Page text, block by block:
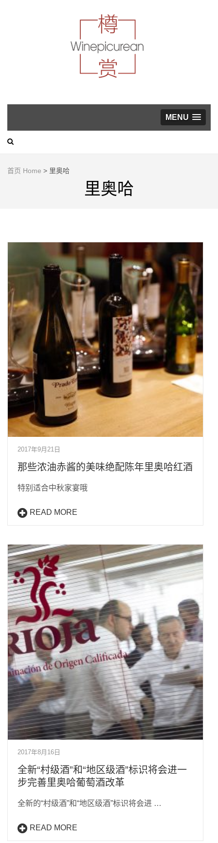
MENU
首页 Home > 里奥哈
里奥哈
2017年9月21日
那些浓油赤酱的美味绝配陈年里奥哈红酒
特别适合中秋家宴哦
READ MORE
2017年8月16日
全新“村级酒”和“地区级酒”标识将会进一
步完善里奥哈葡萄酒改革
全新的“村级酒”和“地区级酒”标识将会进 …
READ MORE